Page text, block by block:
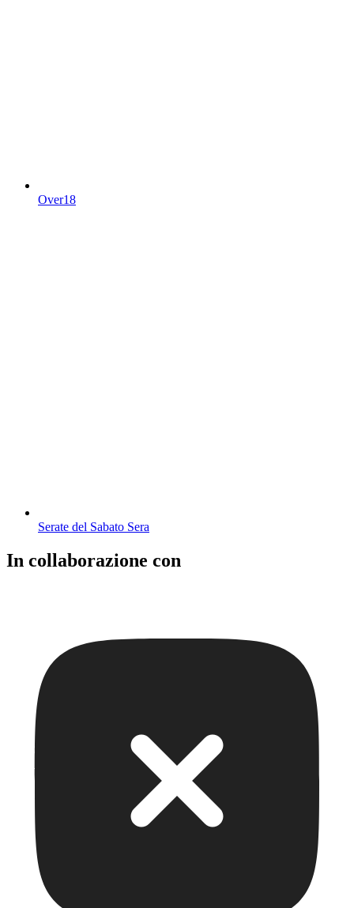
Over18
Serate del Sabato Sera
In collaborazione con